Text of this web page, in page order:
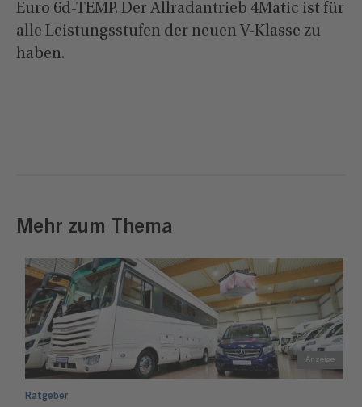
Euro 6d-TEMP. Der Allradantrieb 4Matic ist für
alle Leistungsstufen der neuen V-Klasse zu
haben.
Mehr zum Thema
Ratgeber